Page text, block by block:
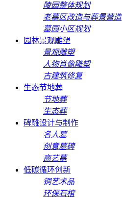
陵园整体规划
老墓区改造与葬景营造
墓园小区规划
园林景观雕塑
景观雕塑
人物肖像雕塑
古建筑修复
生态节地葬
节地葬
生态葬
碑雕设计与制作
名人墓
创意墓碑
商艺墓
低碳循环创新
铜艺术品
环保石棺